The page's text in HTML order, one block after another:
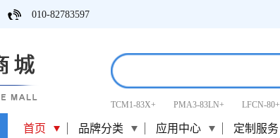
010-82783597
TCM1-83X+ PMA3-83LN+ LFCN-80+
首页 品牌分类 应用中心 定制服务